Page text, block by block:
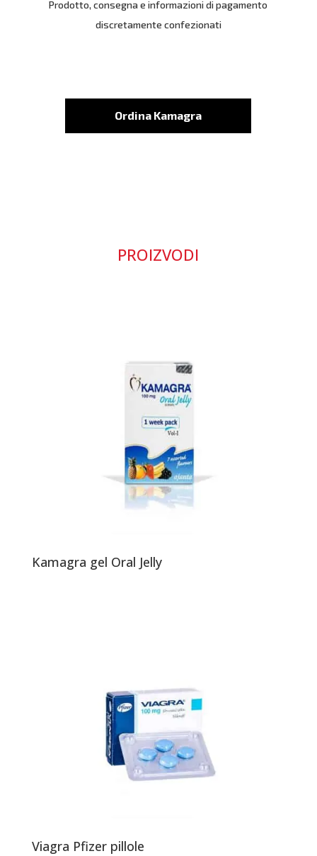
Prodotto, consegna e informazioni di pagamento
discretamente confezionati
Ordina Kamagra
PROIZVODI
Kamagra gel Oral Jelly
Viagra Pfizer pillole